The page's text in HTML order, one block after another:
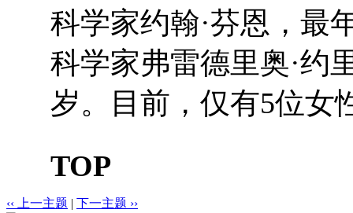
科学家约翰·芬恩，
科学家弗雷德里奥·约
岁。目前，仅有5位女
TOP
‹‹ 上一主题 | 下一主题 ››